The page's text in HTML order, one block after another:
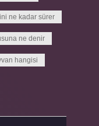
ne kadar sürer
ne denir
hangisi